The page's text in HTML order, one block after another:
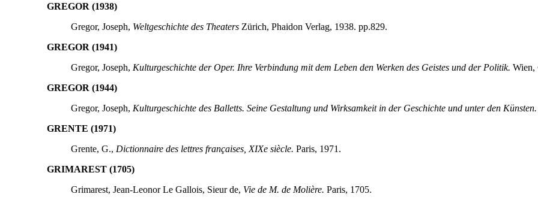
GREGOR (1938)
Gregor, Joseph, Weltgeschichte des TheatersZürich, Phaidon Verlag, 1938. pp.829.
GREGOR (1941)
Gregor, Joseph, Kulturgeschichte der Oper. Ihre Verbindung mit dem Leben den Werken des Geistes und der Politik. Wien,
GREGOR (1944)
Gregor, Joseph, Kulturgeschichte des Balletts. Seine Gestaltung und Wirksamkeit in der Geschichte und unter den Künsten.
GRENTE (1971)
Grente, G., Dictionnaire des lettres françaises, XIXe siècle. Paris, 1971.
GRIMAREST (1705)
Grimarest, Jean-Leonor Le Gallois, Sieur de, Vie de M. de Molière. Paris, 1705.